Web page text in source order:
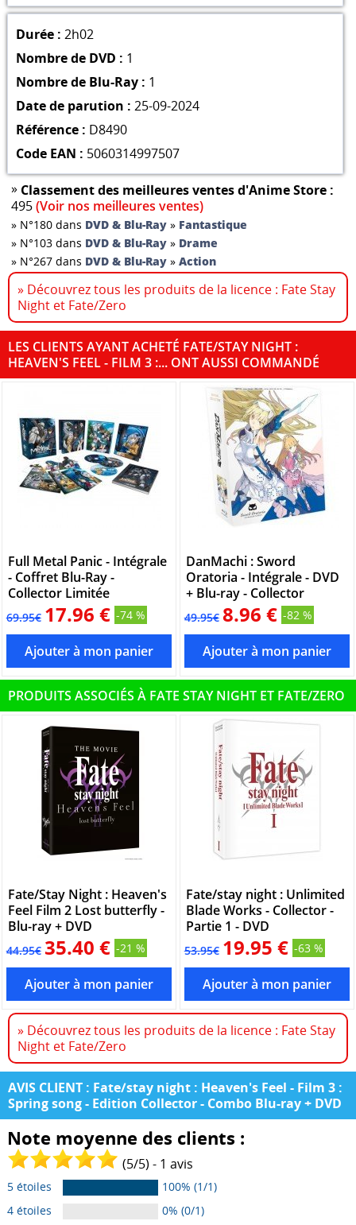
Durée : 2h02
Nombre de DVD : 1
Nombre de Blu-Ray : 1
Date de parution : 25-09-2024
Référence : D8490
Code EAN : 5060314997507
» Classement des meilleures ventes d'Anime Store :
495(Voir nos meilleures ventes)
» N°180 dans DVD & Blu-Ray » Fantastique
» N°103 dans DVD & Blu-Ray » Drame
» N°267 dans DVD & Blu-Ray »Action
» Découvrez tous les produits de la licence : Fate Stay
Night et Fate/Zero
LES CLIENTS AYANT ACHETÉ FATE/STAY NIGHT :
HEAVEN'S FEEL - FILM 3 :... ONT AUSSI COMMANDÉ
Full Metal Panic - Intégrale
- Coffret Blu-Ray -
Collector Limitée
69.95€ 17.96 € -74 %
DanMachi : Sword
Oratoria - Intégrale - DVD
+ Blu-ray - Collector
49.95€ 8.96 € -82 %
PRODUITS ASSOCIÉS À FATE STAY NIGHT ET FATE/ZERO
Fate/Stay Night : Heaven's
Feel Film 2 Lost butterfly -
Blu-ray + DVD
44.95€ 35.40 € -21 %
Fate/stay night : Unlimited
Blade Works - Collector -
Partie 1 - DVD
53.95€ 19.95 € -63 %
» Découvrez tous les produits de la licence : Fate Stay
Night et Fate/Zero
AVIS CLIENT : Fate/stay night : Heaven's Feel - Film 3 :
Spring song - Edition Collector - Combo Blu-ray + DVD
Note moyenne des clients :
(5/5) - 1 avis
5 étoiles
100% (1/1)
4 étoiles
0% (0/1)